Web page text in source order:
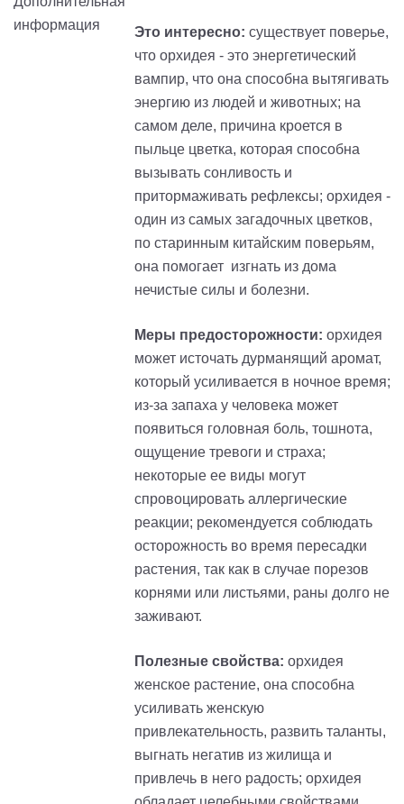
Это интересно: существует поверье,
что орхидея - это энергетический
вампир, что она способна вытягивать
энергию из людей и животных; на
самом деле, причина кроется в
пыльце цветка, которая способна
вызывать сонливость и
притормаживать рефлексы; орхидея -
один из самых загадочных цветков,
по старинным китайским поверьям,
она помогает изгнать из дома
нечистые силы и болезни.
Меры предосторожности: орхидея
может источать дурманящий аромат,
который усиливается в ночное время;
из-за запаха у человека может
появиться головная боль, тошнота,
ощущение тревоги и страха;
некоторые ее виды могут
спровоцировать аллергические
реакции; рекомендуется соблюдать
осторожность во время пересадки
растения, так как в случае порезов
корнями или листьями, раны долго не
заживают.
Полезные свойства: орхидея
женское растение, она способна
усиливать женскую
привлекательность, развить таланты,
выгнать негатив из жилища и
привлечь в него радость; орхидея